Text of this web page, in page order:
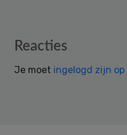
Reader
Reacties
Je moet ingelogd zijn op